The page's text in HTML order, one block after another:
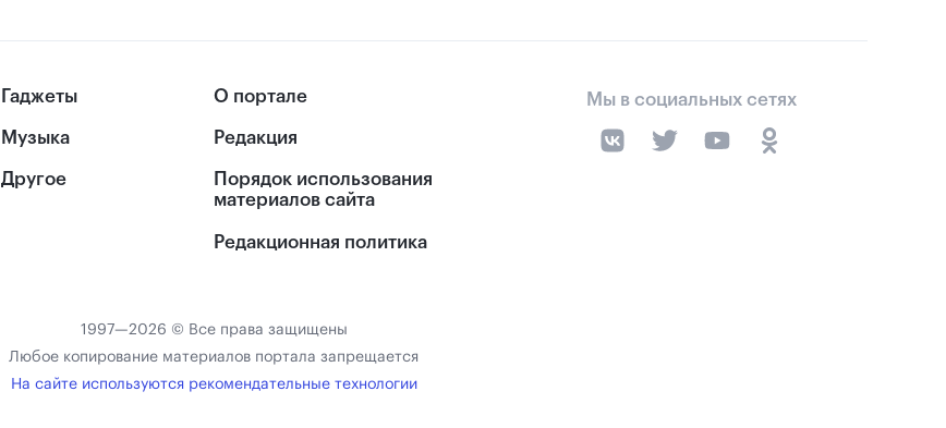
Гаджеты
Музыка
Другое
О портале
Редакция
Порядок использования
материалов сайта
Редакционная политика
Мы в социальных сетях
1997—2026 © Все права защищены
Любое копирование материалов портала запрещается
На сайте используются рекомендательные технологии